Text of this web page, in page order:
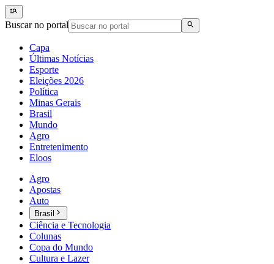
Buscar no portal
Capa
Últimas Notícias
Esporte
Eleições 2026
Política
Minas Gerais
Brasil
Mundo
Agro
Entretenimento
Eloos
Agro
Apostas
Auto
Brasil
Ciência e Tecnologia
Colunas
Copa do Mundo
Cultura e Lazer